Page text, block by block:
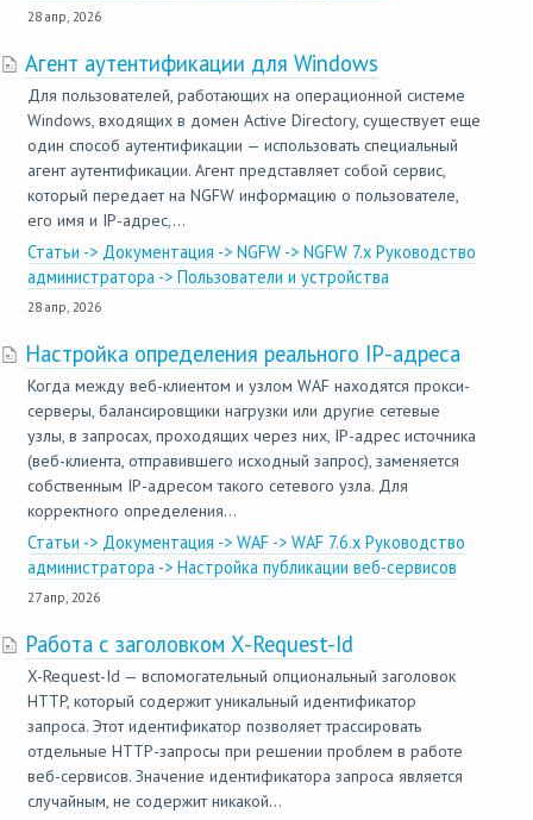
28 апр, 2026
Агент аутентификации для Windows
Для пользователей, работающих на операционной системе
Windows, входящих в домен Active Directory, существует еще
один способ аутентификации — использовать специальный
агент аутентификации. Агент представляет собой сервис,
который передает на NGFW информацию о пользователе,
его имя и IP-адрес,...
Статьи -> Документация -> NGFW -> NGFW 7.x Руководство
администратора -> Пользователи и устройства
28 апр, 2026
Настройка определения реального IP-адреса
Когда между веб-клиентом и узлом WAF находятся прокси-
серверы, балансировщики нагрузки или другие сетевые
узлы, в запросах, проходящих через них, IP-адрес источника
(веб-клиента, отправившего исходный запрос), заменяется
собственным IP-адресом такого сетевого узла. Для
корректного определения...
Статьи -> Документация -> WAF -> WAF 7.6.x Руководство
администратора -> Настройка публикации веб-сервисов
27 апр, 2026
Работа с заголовком X-Request-Id
X-Request-Id — вспомогательный опциональный заголовок
HTTP, который содержит уникальный идентификатор
запроса. Этот идентификатор позволяет трассировать
отдельные HTTP-запросы при решении проблем в работе
веб-сервисов. Значение идентификатора запроса является
случайным, не содержит никакой...